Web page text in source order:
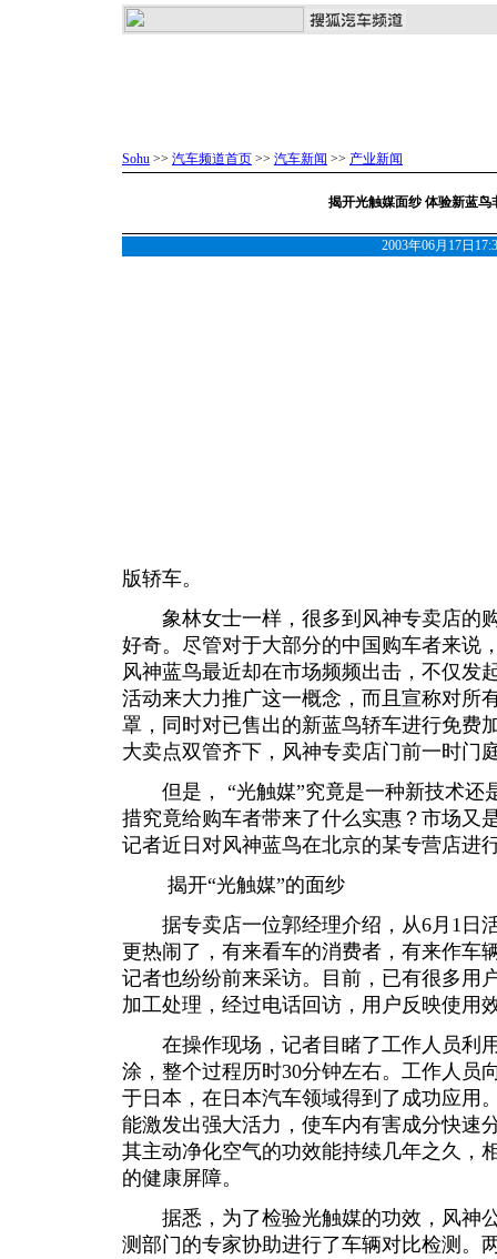
Sohu >> 汽车频道首页 >> 汽车新闻 >> 产业新闻
揭开光触媒面纱 体验新蓝鸟
2003年06月17日
版轿车。
象林女士一样，很多到风神专卖店的购
好奇。尽管对于大部分的中国购车者来说
风神蓝鸟最近却在市场频频出击，不仅发
活动来大力推广这一概念，而且宣称对所
罩，同时对已售出的新蓝鸟轿车进行免费
大卖点双管齐下，风神专卖店门前一时门
但是， “光触媒”究竟是一种新技术还
措究竟给购车者带来了什么实惠？市场又
记者近日对风神蓝鸟在北京的某专营店进
揭开“光触媒”的面纱
据专卖店一位郭经理介绍，从6月1日
更热闹了，有来看车的消费者，有来作车
记者也纷纷前来采访。目前，已有很多用
加工处理，经过电话回访，用户反映使用
在操作现场，记者目睹了工作人员利
涂，整个过程历时30分钟左右。工作人员
于日本，在日本汽车领域得到了成功应用
能激发出强大活力，使车内有害成分快速
其主动净化空气的功效能持续几年之久，
的健康屏障。
据悉，为了检验光触媒的功效，风神
测部门的专家协助进行了车辆对比检测。